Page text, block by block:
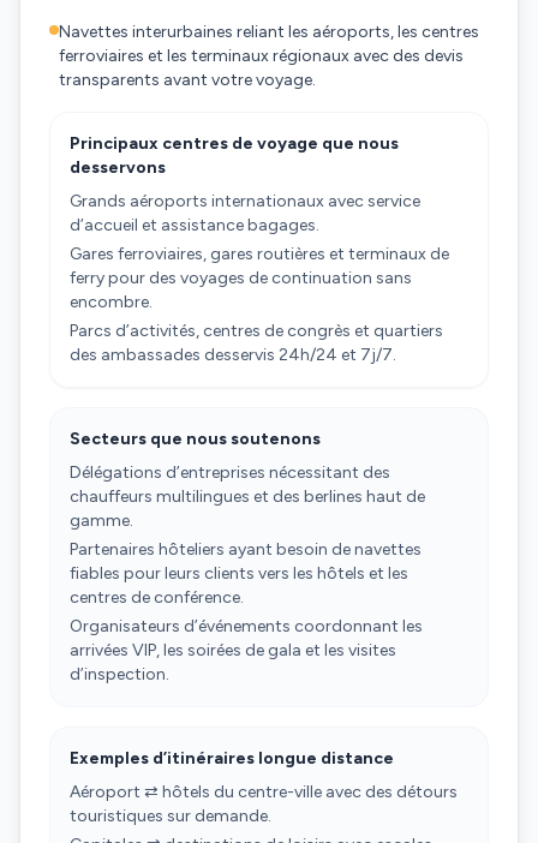
Navettes interurbaines reliant les aéroports, les centres
ferroviaires et les terminaux régionaux avec des devis
transparents avant votre voyage.
Principaux centres de voyage que nous
desservons
Grands aéroports internationaux avec service
d’accueil et assistance bagages.
Gares ferroviaires, gares routières et terminaux de
ferry pour des voyages de continuation sans
encombre.
Parcs d’activités, centres de congrès et quartiers
des ambassades desservis 24h/24 et 7j/7.
Secteurs que nous soutenons
Délégations d’entreprises nécessitant des
chauffeurs multilingues et des berlines haut de
gamme.
Partenaires hôteliers ayant besoin de navettes
fiables pour leurs clients vers les hôtels et les
centres de conférence.
Organisateurs d’événements coordonnant les
arrivées VIP, les soirées de gala et les visites
d’inspection.
Exemples d’itinéraires longue distance
Aéroport ⇄ hôtels du centre-ville avec des détours
touristiques sur demande.